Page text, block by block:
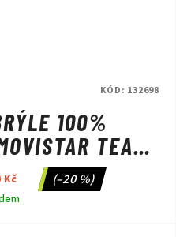
100%
TEAM
MULTILAYER
LENS
Kč (–20 %)
KÓD: 132698